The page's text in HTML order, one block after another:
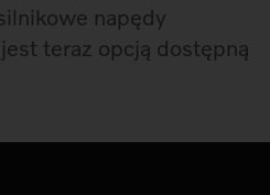
napędy
teraz opcją dostępną